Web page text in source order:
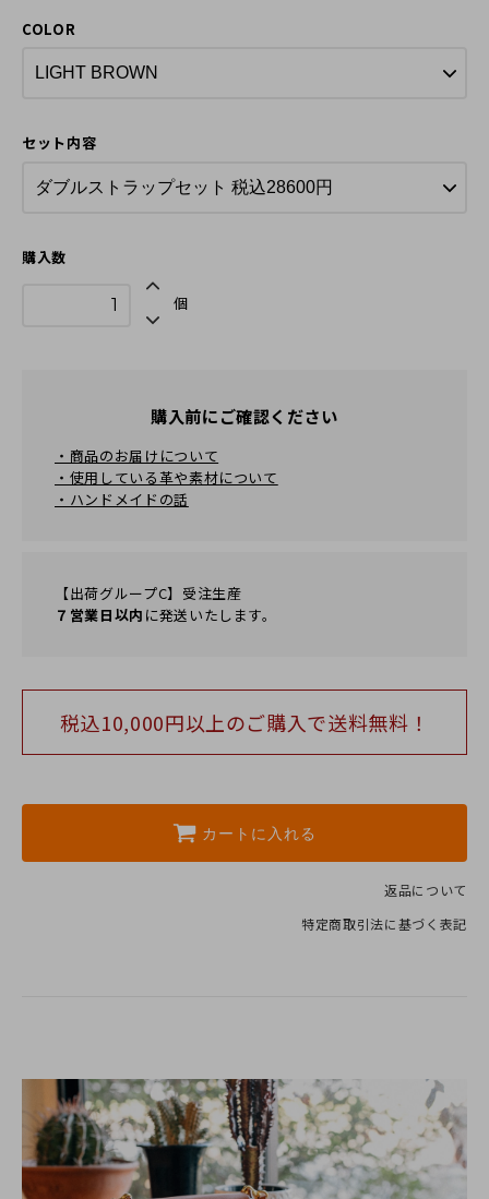
COLOR
セット内容
購入数
個
購入前にご確認ください
・商品のお届けについて
・使用している革や素材について
・ハンドメイドの話
【出荷グループC】受注生産
７営業日以内 に発送いたします。
税込10,000円以上のご購⼊で送料無料！
カートに入れる
返品について
特定商取引法に基づく表記